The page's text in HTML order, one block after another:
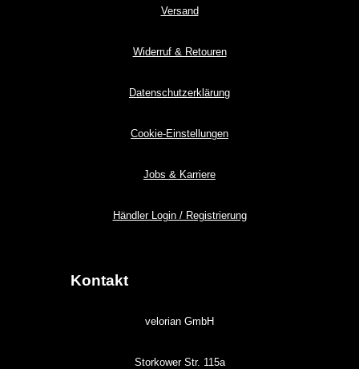
Versand
Widerruf & Retouren
Datenschutzerklärung
Cookie-Einstellungen
Jobs & Karriere
Händler Login / Registrierung
Kontakt
velorian GmbH
Storkower Str. 115a